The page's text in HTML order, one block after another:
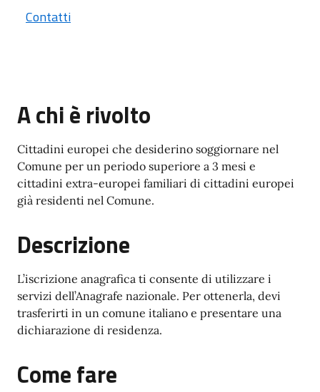
Contatti
A chi è rivolto
Cittadini europei che desiderino soggiornare nel
Comune per un periodo superiore a 3 mesi e
cittadini extra-europei familiari di cittadini europei
già residenti nel Comune.
Descrizione
L’iscrizione anagrafica ti consente di utilizzare i
servizi dell’Anagrafe nazionale. Per ottenerla, devi
trasferirti in un comune italiano e presentare una
dichiarazione di residenza.
Come fare